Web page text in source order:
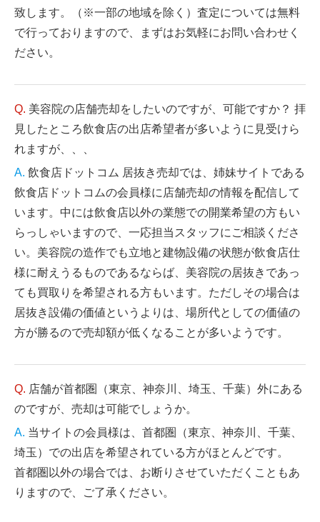
致します。（※一部の地域を除く）査定については無料
で行っておりますので、まずはお気軽にお問い合わせく
ださい。
美容院の店舗売却をしたいのですが、可能ですか？ 拝
見したところ飲食店の出店希望者が多いように見受けら
れますが、、、
飲食店ドットコム 居抜き売却では、姉妹サイトである
飲食店ドットコムの会員様に店舗売却の情報を配信して
います。中には飲食店以外の業態での開業希望の方もい
らっしゃいますので、一応担当スタッフにご相談くださ
い。美容院の造作でも立地と建物設備の状態が飲食店仕
様に耐えうるものであるならば、美容院の居抜きであっ
ても買取りを希望される方もいます。ただしその場合は
居抜き設備の価値というよりは、場所代としての価値の
方が勝るので売却額が低くなることが多いようです。
店舗が首都圏（東京、神奈川、埼玉、千葉）外にある
のですが、売却は可能でしょうか。
当サイトの会員様は、首都圏（東京、神奈川、千葉、
埼玉）での出店を希望されている方がほとんどです。
首都圏以外の場合では、お断りさせていただくこともあ
りますので、ご了承ください。